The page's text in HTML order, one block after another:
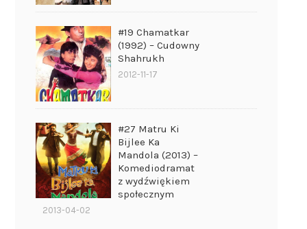
#19 Chamatkar
(1992) – Cudowny
Shahrukh
2012-11-17
#27 Matru Ki
Bijlee Ka
Mandola (2013) –
Komediodramat
z wydźwiękiem
społecznym
2013-04-02